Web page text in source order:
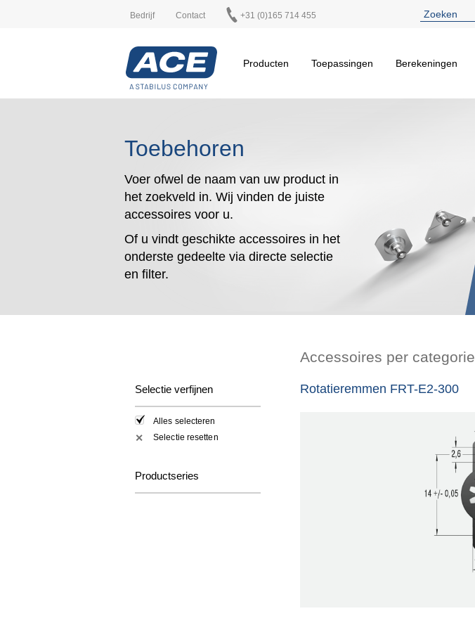
Bedrijf Contact +31 (0)165 714 455
Producten
Toepassingen Berekeningen
Toebehoren
Voer ofwel de naam van uw product in
het zoekveld in. Wij vinden de juiste
accessoires voor u.
Of u vindt geschikte accessoires in het
onderste gedeelte via directe selectie
en filter.
Selectie verfijnen
Alles selecteren
✕ Selectie resetten
Productseries
Accessoires per categorie
Rotatieremmen FRT-E2-300